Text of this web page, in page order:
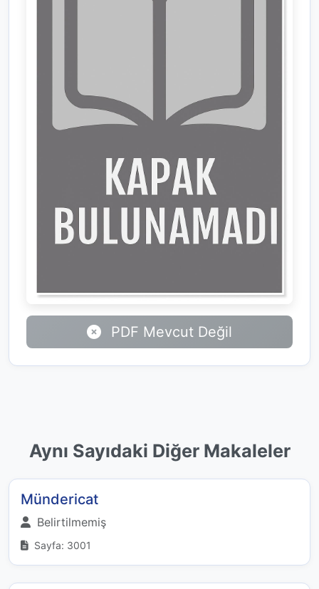
PDF Mevcut Değil
Aynı Sayıdaki Diğer Makaleler
Mündericat
Belirtilmemiş
Sayfa: 3001